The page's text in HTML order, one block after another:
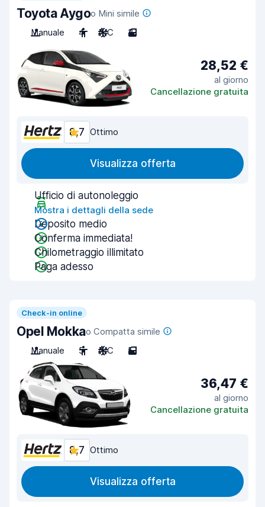
Toyota Aygoo Mini simile
Manuale
4 A/C 3
28,52 €
al giorno
Cancellazione gratuita
8,7 Ottimo
Visualizza offerta
Ufficio di autonoleggio
Mostra i dettagli della sede
Deposito medio
Conferma immediata!
Chilometraggio illimitato
Paga adesso
Check-in online
Opel Mokkao Compatta simile
Manuale
5 A/C 5
36,47 €
al giorno
Cancellazione gratuita
8,7 Ottimo
Visualizza offerta